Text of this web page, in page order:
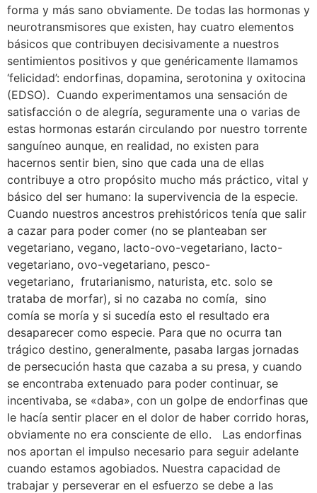
forma y más sano obviamente. De todas las hormonas y
neurotransmisores que existen, hay cuatro elementos
básicos que contribuyen decisivamente a nuestros
sentimientos positivos y que genéricamente llamamos
‘felicidad’: endorfinas, dopamina, serotonina y oxitocina
(EDSO). Cuando experimentamos una sensación de
satisfacción o de alegría, seguramente una o varias de
estas hormonas estarán circulando por nuestro torrente
sanguíneo aunque, en realidad, no existen para
hacernos sentir bien, sino que cada una de ellas
contribuye a otro propósito mucho más práctico, vital y
básico del ser humano: la supervivencia de la especie.
Cuando nuestros ancestros prehistóricos tenía que salir
a cazar para poder comer (no se planteaban ser
vegetariano, vegano, lacto-ovo-vegetariano, lacto-
vegetariano, ovo-vegetariano, pesco-
vegetariano, frutarianismo, naturista, etc. solo se
trataba de morfar), si no cazaba no comía, sino
comía se moría y si sucedía esto el resultado era
desaparecer como especie. Para que no ocurra tan
trágico destino, generalmente, pasaba largas jornadas
de persecución hasta que cazaba a su presa, y cuando
se encontraba extenuado para poder continuar, se
incentivaba, se «daba», con un golpe de endorfinas que
le hacía sentir placer en el dolor de haber corrido horas,
obviamente no era consciente de ello. Las endorfinas
nos aportan el impulso necesario para seguir adelante
cuando estamos agobiados. Nuestra capacidad de
trabajar y perseverar en el esfuerzo se debe a las